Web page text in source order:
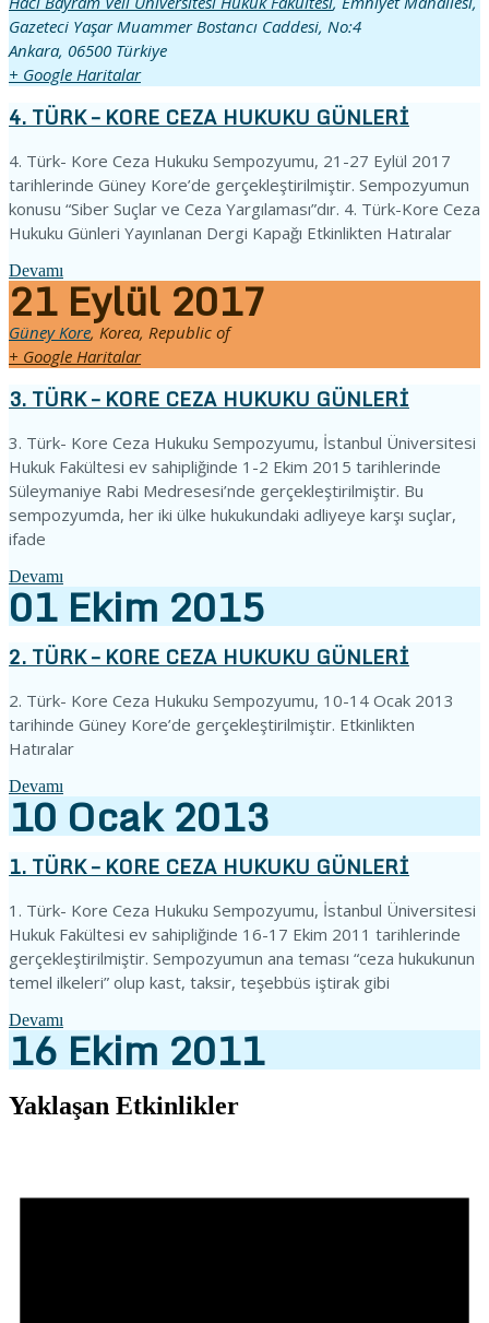
Gazeteci Yaşar Muammer Bostancı Caddesi, No:4
Ankara, 06500 Türkiye
+ Google Haritalar
4. TÜRK – KORE CEZA HUKUKU GÜNLERİ
4. Türk- Kore Ceza Hukuku Sempozyumu, 21-27 Eylül 2017
tarihlerinde Güney Kore’de gerçekleştirilmiştir. Sempozyumun
konusu “Siber Suçlar ve Ceza Yargılaması”dır. 4. Türk-Kore Ceza
Hukuku Günleri Yayınlanan Dergi Kapağı Etkinlikten Hatıralar
Devamı
21Eylül2017
Güney Kore, Korea, Republic of
+ Google Haritalar
3. TÜRK – KORE CEZA HUKUKU GÜNLERİ
3. Türk- Kore Ceza Hukuku Sempozyumu, İstanbul Üniversitesi
Hukuk Fakültesi ev sahipliğinde 1-2 Ekim 2015 tarihlerinde
Süleymaniye Rabi Medresesi’nde gerçekleştirilmiştir. Bu
sempozyumda, her iki ülke hukukundaki adliyeye karşı suçlar,
ifade
Devamı
01Ekim2015
2. TÜRK – KORE CEZA HUKUKU GÜNLERİ
2. Türk- Kore Ceza Hukuku Sempozyumu, 10-14 Ocak 2013
tarihinde Güney Kore’de gerçekleştirilmiştir. Etkinlikten
Hatıralar
Devamı
10Ocak2013
1. TÜRK – KORE CEZA HUKUKU GÜNLERİ
1. Türk- Kore Ceza Hukuku Sempozyumu, İstanbul Üniversitesi
Hukuk Fakültesi ev sahipliğinde 16-17 Ekim 2011 tarihlerinde
gerçekleştirilmiştir. Sempozyumun ana teması “ceza hukukunun
temel ilkeleri” olup kast, taksir, teşebbüs iştirak gibi
Devamı
16Ekim2011
Yaklaşan Etkinlikler